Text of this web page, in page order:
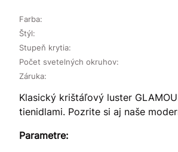
Farba:
Stupeň krytia:
Záruka:
Štýl:
Počet svetelných okruhov:
Klasický krištáľový luster
tienidlami. Pozrite si aj naše
Parametre: